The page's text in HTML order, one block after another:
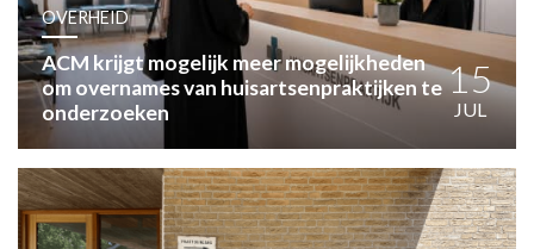
PRAKTIJKZAKEN
TARIEVEN
VPHUISARTSEN
MEDISCHE VAKHANDEL
INLOGGEN
REGISTRATIE
OVERHEID
ACM krijgt mogelijk meer mogelijkheden
om overnames van huisartsenpraktijken te
onderzoeken
15
JUL